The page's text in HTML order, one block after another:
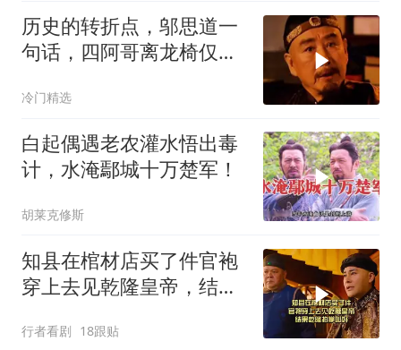
历史的转折点，邬思道一
句话，四阿哥离龙椅仅一
冷门精选
白起偶遇老农灌水悟出毒
计，水淹鄢城十万楚军！
胡莱克修斯
知县在棺材店买了件官袍
穿上去见乾隆皇帝，结果
行者看剧 18跟贴